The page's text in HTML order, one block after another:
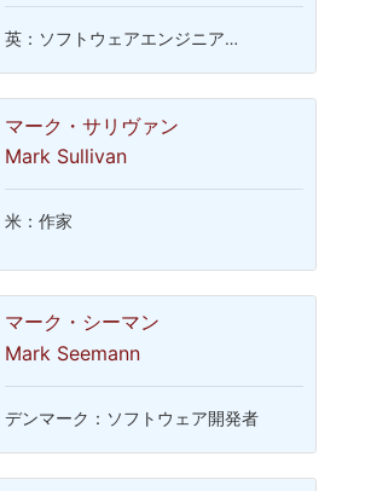
英：ソフトウェアエンジニア…
マーク・サリヴァン
Mark Sullivan
米：作家
マーク・シーマン
Mark Seemann
デンマーク：ソフトウェア開発者